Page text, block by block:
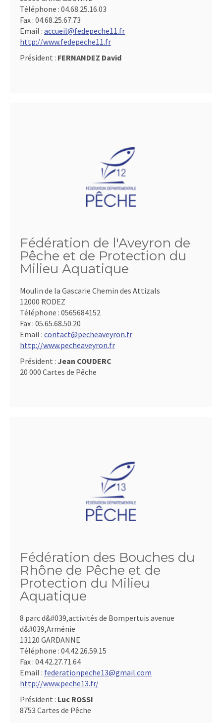
Téléphone : 04.68.25.16.03
Fax : 04.68.25.67.73
Email : accueil@fedepeche11.fr
http://www.fedepeche11.fr
Président : FERNANDEZ David
Fédération de l'Aveyron de
Pêche et de Protection du
Milieu Aquatique
Moulin de la Gascarie Chemin des Attizals
12000 RODEZ
Téléphone : 0565684152
Fax : 05.65.68.50.20
Email : contact@pecheaveyron.fr
http://www.pecheaveyron.fr
Président : Jean COUDERC
20 000 Cartes de Pêche
Fédération des Bouches du
Rhône de Pêche et de
Protection du Milieu
Aquatique
8 parc d&#039,activités de Bompertuis avenue
d&#039,Arménie
13120 GARDANNE
Téléphone : 04.42.26.59.15
Fax : 04.42.27.71.64
Email : federationpeche13@gmail.com
http://www.peche13.fr/
Président : Luc ROSSI
8753 Cartes de Pêche